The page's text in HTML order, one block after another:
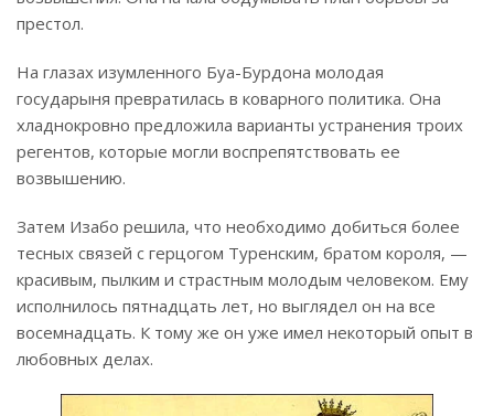
престол.
На глазах изумленного Буа-Бурдона молодая
государыня превратилась в коварного политика. Она
хладнокровно предложила варианты устранения троих
регентов, которые могли воспрепятствовать ее
возвышению.
Затем Изабо решила, что необходимо добиться более
тесных связей с герцогом Туренским, братом короля, —
красивым, пылким и страстным молодым человеком. Ему
исполнилось пятнадцать лет, но выглядел он на все
восемнадцать. К тому же он уже имел некоторый опыт в
любовных делах.